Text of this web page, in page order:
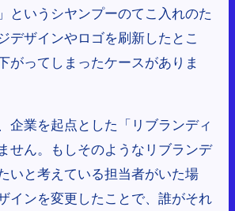
というシヤンプーのてこ入れのた
デザインやロゴを刷新したとこ
がってしまったケースがありま
企業を起点とした「リブランディ
せん。もしそのようなリブランデ
いと考えている担当者がいた場
インを変更したことで、誰がそれ